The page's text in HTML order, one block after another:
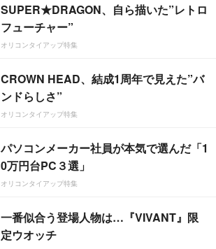
SUPER★DRAGON、自ら描いた”レトロ
フューチャー”
オリコンタイアップ特集
CROWN HEAD、結成1周年で見えた”バ
ンドらしさ”
オリコンタイアップ特集
パソコンメーカー社員が本気で選んだ「1
0万円台PC３選」
オリコンタイアップ特集
一番似合う登場人物は…『VIVANT』限
定ウオッチ